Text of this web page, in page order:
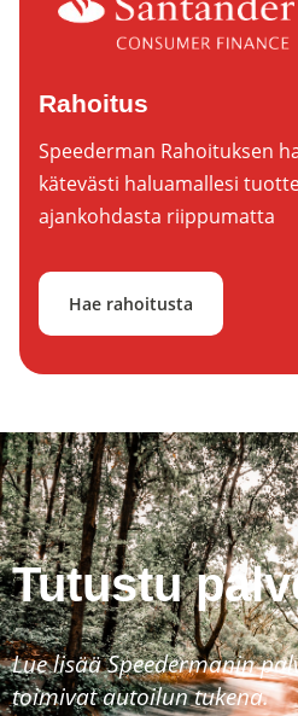
Rahoitus
Speederman Rahoituksen
kätevästi haluamallesi
ajankohdasta riippumatta
Hae rahoitusta
Tutustu
Lue lisää Speedermanin
toimivat autoilun tukena.